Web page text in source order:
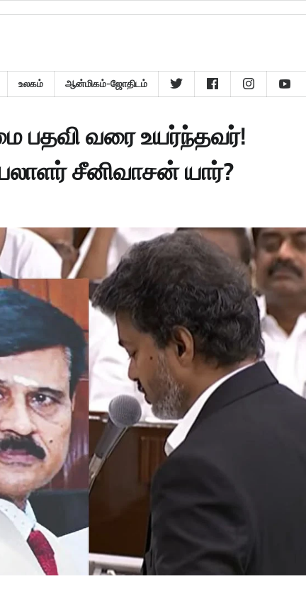
உலகம் ஆன்மிகம்-ஜோதிடம்
பதவி வரை உயர்ந்தவர்!
சீனிவாசன் யார்?